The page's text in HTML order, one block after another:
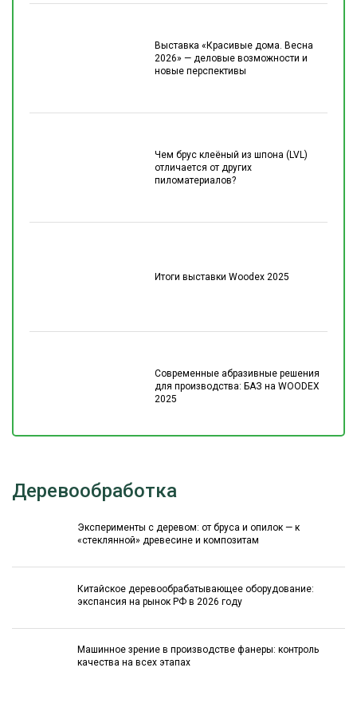
Выставка «Красивые дома. Весна
2026» — деловые возможности и
новые перспективы
Чем брус клеёный из шпона (LVL)
отличается от других
пиломатериалов?
Итоги выставки Woodex 2025
Современные абразивные решения
для производства: БАЗ на WOODEX
2025
Деревообработка
Эксперименты с деревом: от бруса и опилок — к
«стеклянной» древесине и композитам
Китайское деревообрабатывающее оборудование:
экспансия на рынок РФ в 2026 году
Машинное зрение в производстве фанеры: контроль
качества на всех этапах